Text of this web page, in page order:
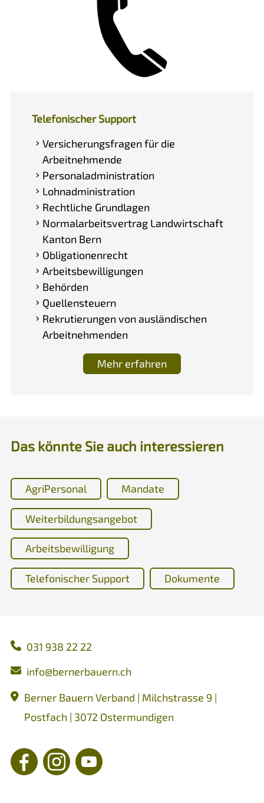
Telefonischer Support
Versicherungsfragen für die
Arbeitnehmende
Personaladministration
Lohnadministration
Rechtliche Grundlagen
Normalarbeitsvertrag Landwirtschaft
Kanton Bern
Obligationenrecht
Arbeitsbewilligungen
Behörden
Quellensteuern
Rekrutierungen von ausländischen
Arbeitnehmenden
Mehr erfahren
Das könnte Sie auch interessieren
AgriPersonal Mandate
Weiterbildungsangebot
Arbeitsbewilligung
Telefonischer Support Dokumente
031 938 22 22
nf
b rn rb rn ch
Berner Bauern Verband | Milchstrasse 9 |
Postfach | 3072 Ostermundigen